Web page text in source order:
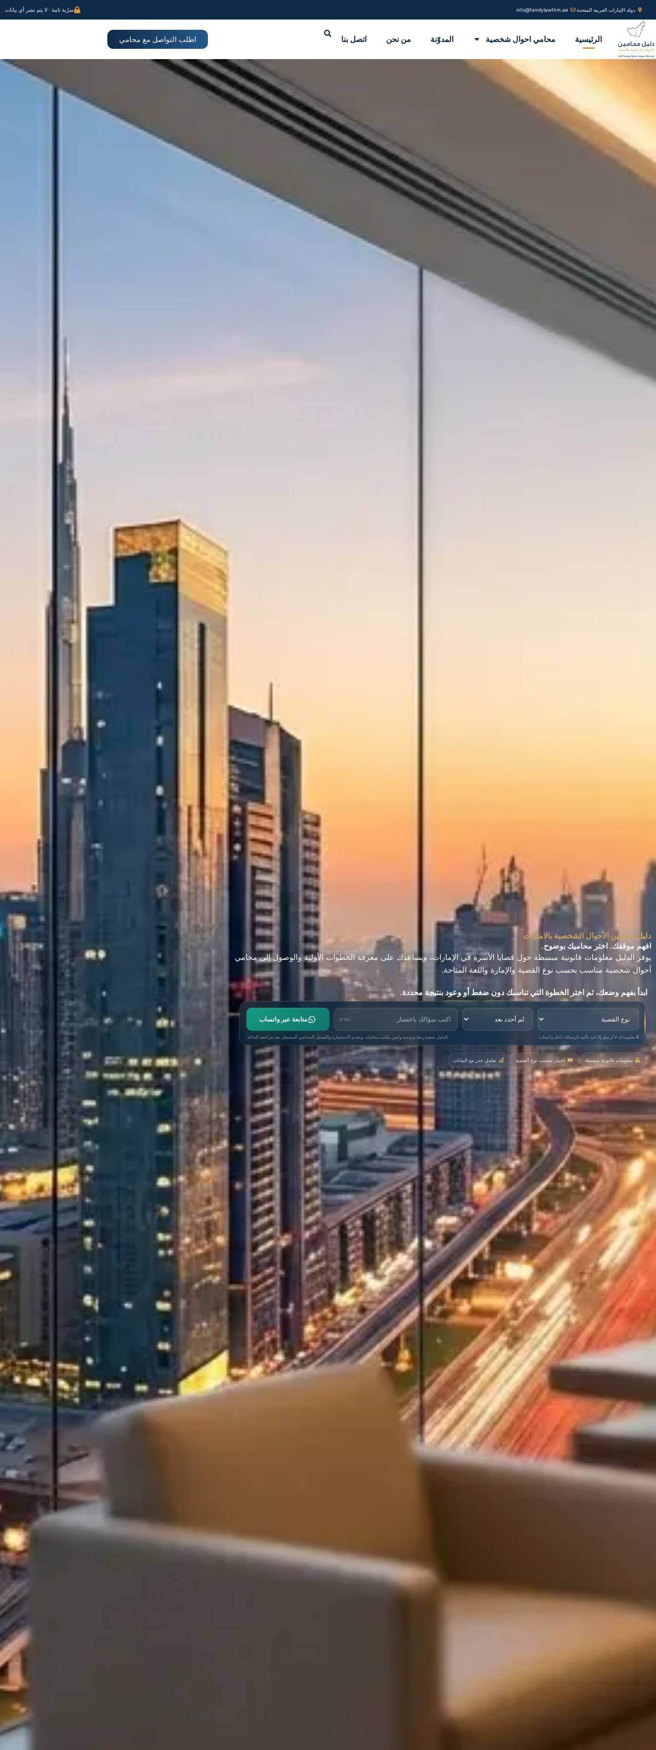
تخطي
إلى
المحتوى
دولة الإمارات العربية المتحدة info@familylawfirm.ae سرّية تامة · لا يتم نشر أي بيانات
الرئيسية محامي احوال شخصية المدوّنة من نحن اتصل بنا اطلب التواصل مع محامي
دليل محامين الأحوال الشخصية بالامارات
افهم موقفك. اختر محاميك بوضوح.
يوفر الدليل معلومات قانونية مبسطة حول قضايا الأسرة في الإمارات، ويساعدك على معرفة الخطوات الأولية والوصول إلى محامي
أحوال شخصية مناسب بحسب نوع القضية والإمارة واللغة المتاحة.
ابدأ بفهم وضعك، ثم اختر الخطوة التي تناسبك دون ضغط أو وعود بنتيجة محددة.
نوع القضية الإمارة وصف مختصر
0/150 متابعة عبر واتساب
🔒 معلوماتك لا تُرسل إلا عند تأكيد الرسالة داخل واتساب. الدليل منصة ربط وتوجيه وليس مكتب محاماة، ويقدم الاستشارة والتمثيل المحامي المستقل بعد مراجعة الحالة.
معلومات قانونية مبسطة اختيار بحسب نوع القضية تعامل حذر مع البيانات